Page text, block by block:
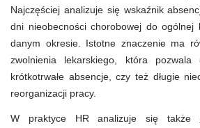
Najczęściej analizuje się wskaźnik
dni nieobecności chorobowej do ogólnej
danym okresie. Istotne znaczenie ma
zwolnienia lekarskiego, która pozwala
krótkotrwałe absencje, czy też długie
reorganizacji pracy.
W praktyce HR analizuje się także